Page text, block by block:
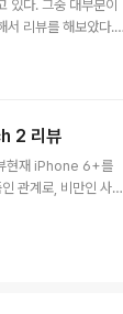
있다. 그중 대부분이
서 리뷰를 해보았다.
한국인에게 인기
제품의 판매자는 Fed
케이블도 하나
정도면 손에 받아볼
이 아니다. 20-30만
2 리뷰
현재 iPhone 6+를
관계로, 비만인 사람
도 하지 않는데 매번